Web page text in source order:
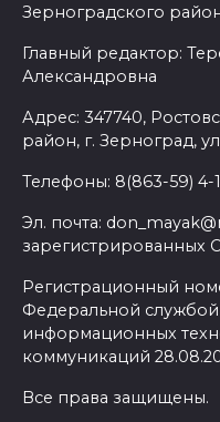
Зерноградского
Главный редактор:
Александровна
Адрес: 347740,
район, г. Зерноград,
Телефоны: 8(863-59) 4-
Эл. почта:
зарегистрированных
Регистрационный
Федеральной
информационных
коммуникаций
Все права защищены.